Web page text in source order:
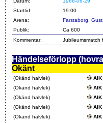
Starttid:
19:00
Arena:
Farstaborg,
Publik:
Ca 600
Kommentar:
Jubileumsmatch
Händelseförlopp
Okänt
(Okänd halvlek) AIK
(Okänd halvlek)
AIK
(Okänd halvlek)
AIK
(Okänd halvlek)
AIK
(Okänd halvlek)
AIK